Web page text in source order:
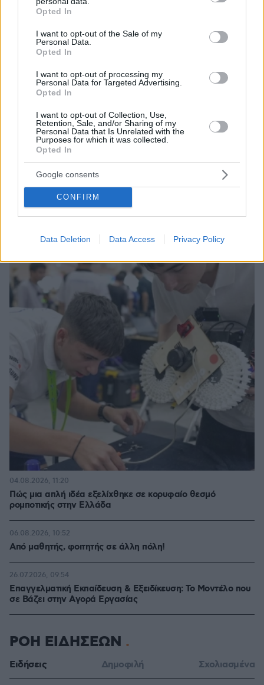
grant or deny consent to Google and its third-party tags to
use your data for below specified purposes in below Google
consent section.
Opted In
I want to opt-out of the Sale of my
Personal Data.
Opted In
I want to opt-out of processing my
Personal Data for Targeted Advertising.
Opted In
I want to opt-out of Collection, Use,
Retention, Sale, and/or Sharing of my
Personal Data that Is Unrelated with the
Purposes for which it was collected.
Opted In
Google consents
CONFIRM
Data Deletion Data Access Privacy Policy
Καίτη Γκραμμά: To transgender μοντέλο στην πρώτη του
συνέντευξη ως γυναίκα
15.11.2018, 19:37
Thema Insights
Πώς μια απλή ιδέα εξελίχθηκε σε κορυφαίο θεσμό
ρομποτικής στην Ελλάδα
04.08.2026, 11:20
Από μαθητής, φοιτητής σε άλλη πόλη!
06.08.2026, 10:52
Επαγγελματική Εκπαίδευση & Εξειδίκευση: Το Mοντέλο που
σε Bάζει στην Aγορά Eργασίας
26.07.2026, 09:54
ΡΟΗ ΕΙΔΗΣΕΩΝ
Ειδήσεις Δημοφιλή Σχολιασμένα